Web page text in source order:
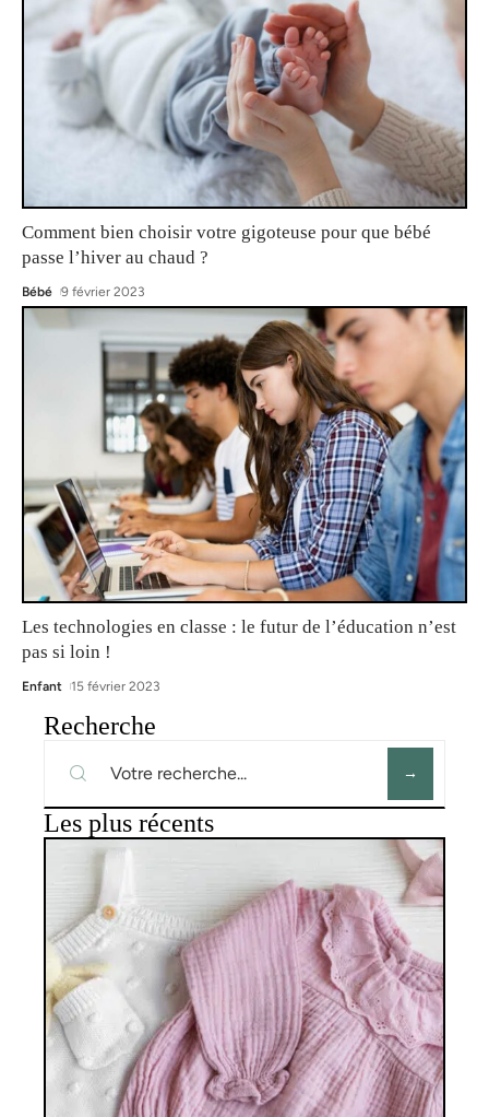
Comment bien choisir votre gigoteuse pour que bébé
passe l’hiver au chaud ?
Bébé 9 février 2023
Les technologies en classe : le futur de l’éducation n’est
pas si loin !
Enfant 15 février 2023
Recherche
Les plus récents